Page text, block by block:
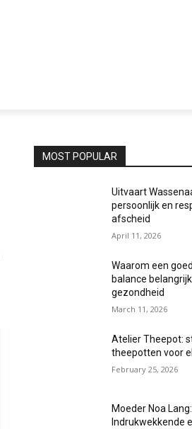
MOST POPULAR
Uitvaart
persoonlijk en
afscheid
April 11, 2026
Waarom een
balance
gezondheid
March 11, 2026
Atelier Theepot:
theepotten voor
February 25, 2026
Moeder Noa
Indrukwekkende